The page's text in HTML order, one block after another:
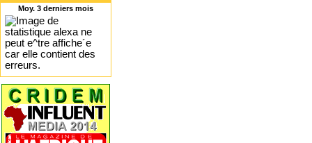
Moy. 3 derniers mois